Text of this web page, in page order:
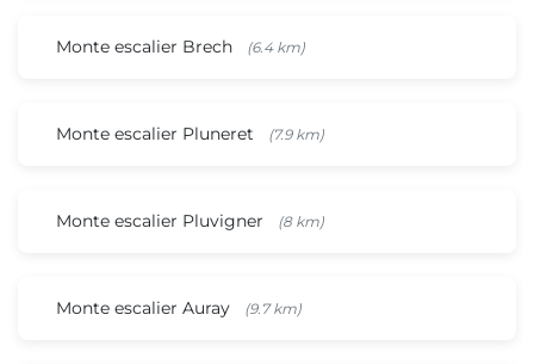
Monte escalier Brech (6.4 km)
Monte escalier Pluneret (7.9 km)
Monte escalier Pluvigner (8 km)
Monte escalier Auray (9.7 km)